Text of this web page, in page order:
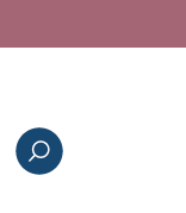
: the current page